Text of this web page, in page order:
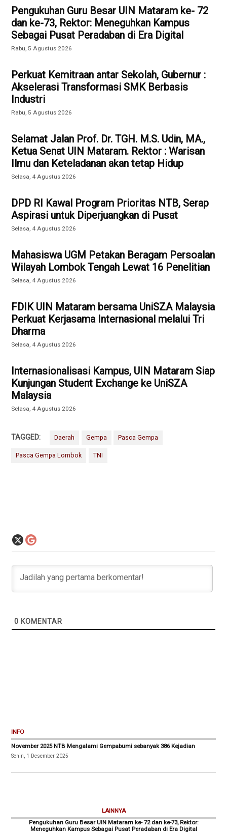
Pengukuhan Guru Besar UIN Mataram ke- 72
dan ke-73, Rektor: Meneguhkan Kampus
Sebagai Pusat Peradaban di Era Digital
Rabu, 5 Agustus 2026
Perkuat Kemitraan antar Sekolah, Gubernur :
Akselerasi Transformasi SMK Berbasis
Industri
Rabu, 5 Agustus 2026
Selamat Jalan Prof. Dr. TGH. M.S. Udin, MA.,
Ketua Senat UIN Mataram. Rektor : Warisan
Ilmu dan Keteladanan akan tetap Hidup
Selasa, 4 Agustus 2026
DPD RI Kawal Program Prioritas NTB, Serap
Aspirasi untuk Diperjuangkan di Pusat
Selasa, 4 Agustus 2026
Mahasiswa UGM Petakan Beragam Persoalan
Wilayah Lombok Tengah Lewat 16 Penelitian
Selasa, 4 Agustus 2026
FDIK UIN Mataram bersama UniSZA Malaysia
Perkuat Kerjasama Internasional melalui Tri
Dharma
Selasa, 4 Agustus 2026
Internasionalisasi Kampus, UIN Mataram Siap
Kunjungan Student Exchange ke UniSZA
Malaysia
Selasa, 4 Agustus 2026
TAGGED: Daerah Gempa Pasca Gempa
Pasca Gempa Lombok TNI
0 KOMENTAR
INFO
November 2025 NTB Mengalami Gempabumi sebanyak 386 Kejadian
Senin, 1 Desember 2025
LAINNYA
Pengukuhan Guru Besar UIN Mataram ke- 72 dan ke-73, Rektor:
Meneguhkan Kampus Sebagai Pusat Peradaban di Era Digital